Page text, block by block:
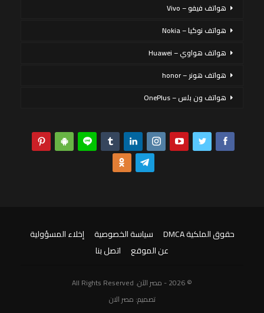
هواتف فيفو – Vivo
هواتف نوكيا – Nokia
هواتف هواوي – Huawei
هواتف هونر – honor
هواتف ون بلس – OnePlus
حقوق الملكية DMCA سياسة الخصوصية
إخلاء المسؤولية
عن الموقع
اتصل بنا
© 2026 - مصر الآن. All Rights Reserved
تصميم: مصر الان